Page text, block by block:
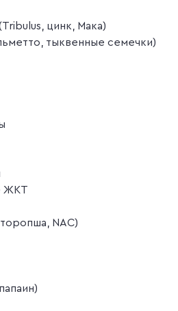
цинк, Мака)
тыквенные семечки)
ЖКТ
NAC)